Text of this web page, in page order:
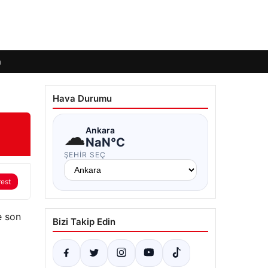
son
Hava Durumu
☁Ankara
NaN°C
ŞEHIR SEÇ
Bizi Takip Edin